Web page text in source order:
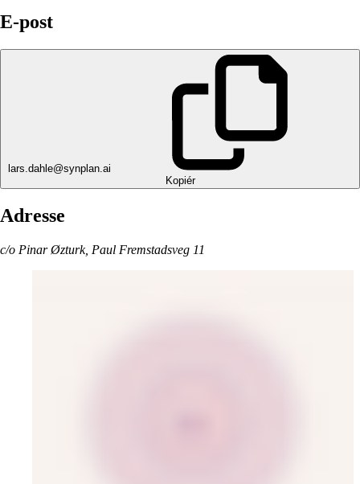
E-post
lars.dahle@synplan.ai
Kopiér
Adresse
c/o Pinar Øzturk, Paul Fremstadsveg 11